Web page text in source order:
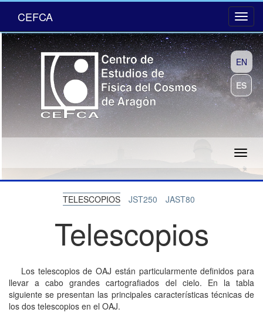
CEFCA
EN
ES
TELESCOPIOS JST250 JAST80
Telescopios
Los telescopios de OAJ están particularmente definidos para
llevar a cabo grandes cartografiados del cielo. En la tabla
siguiente se presentan las principales características técnicas de
los dos telescopios en el OAJ.